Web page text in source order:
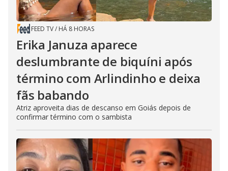
FEED TV/ HÁ 8 HORAS
Erika Januza aparece
deslumbrante de biquíni após
término com Arlindinho e deixa
fãs babando
Atriz aproveita dias de descanso em Goiás depois de
confirmar término com o sambista